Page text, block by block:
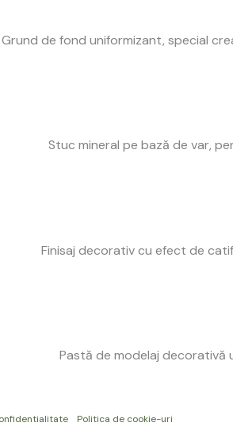
Grund de fond uniformizant, special
Stuc mineral pe bază de var,
Finisaj decorativ cu efect de
Pastă de modelaj decorativă
Politica de cookie-uri